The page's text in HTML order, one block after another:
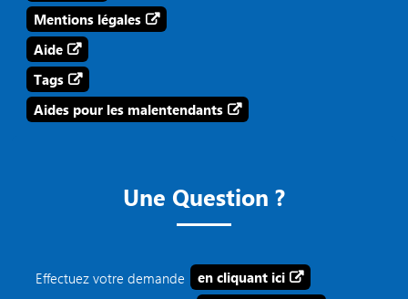
Mentions légales
Aide
Tags
Aides pour les malentendants
Une Question ?
Effectuez votre demande
en cliquant ici